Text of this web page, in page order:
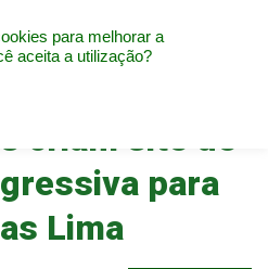
criam site de
para
Lima
para melhorar a
aceita a utilização?